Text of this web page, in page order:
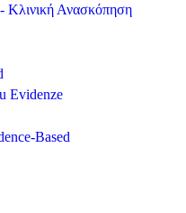
- Κλινική Ανασκόπηση
Evidenze
Based